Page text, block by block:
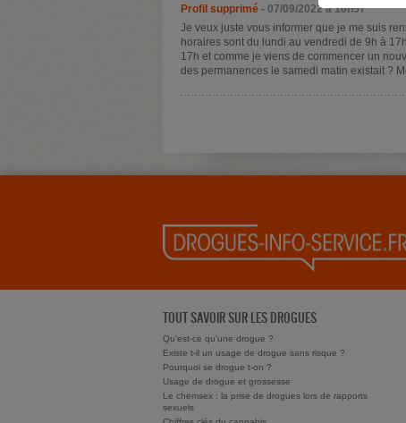
Profil supprimé - 07/09/2022 à 16h57
Je veux juste vous informer que je me suis
horaires sont du lundi au vendredi de 9h à
17h et comme je viens de commencer un
des permanences le samedi matin existait ?
TOUT SAVOIR SUR LES DROGUES
Qu'est-ce qu'une drogue ?
Existe t-il un usage de drogue sans risque ?
Pourquoi se drogue t-on ?
Usage de drogue et grossesse
Le chemsex : la prise de drogues lors de rapports
sexuels